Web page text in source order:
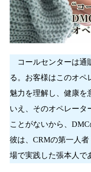
コールセンターは通
る。お客様はこのオペ
魅力を理解し、健康を
いえ、そのオペレータ
ことがないから、
彼は、CRMの第一人
場で実践した張本人で